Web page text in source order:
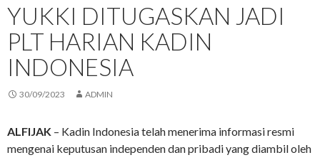
YUKKI DITUGASKAN JADI
PLT HARIAN KADIN
INDONESIA
30/09/2023 ADMIN
ALFIJAK – Kadin Indonesia telah menerima informasi resmi
mengenai keputusan independen dan pribadi yang diambil oleh